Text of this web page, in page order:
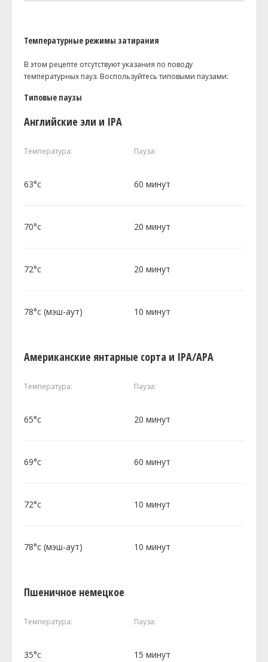
Температурные режимы затирания
В этом рецепте отсутствуют указания по поводу
температурных пауз. Воспользуйтесь типовыми паузами:
Типовые паузы
Английские эли и IPA
Температура: Пауза:
63°c 60 минут
70°c 20 минут
72°c 20 минут
78°c (мэш-аут) 10 минут
Американские янтарные сорта и IPA/APA
Температура: Пауза:
65°c 20 минут
69°c 60 минут
72°c 10 минут
78°c (мэш-аут) 10 минут
Пшеничное немецкое
Температура: Пауза:
35°c 15 минут